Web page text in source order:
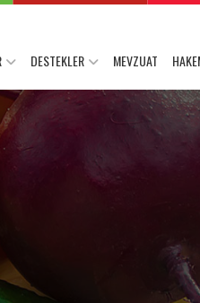
DESTEKLER MEVZUAT